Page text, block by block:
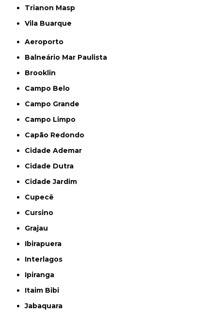
Trianon Masp
Vila Buarque
Aeroporto
Balneário Mar Paulista
Brooklin
Campo Belo
Campo Grande
Campo Limpo
Capão Redondo
Cidade Ademar
Cidade Dutra
Cidade Jardim
Cupecê
Cursino
Grajau
Ibirapuera
Interlagos
Ipiranga
Itaim Bibi
Jabaquara